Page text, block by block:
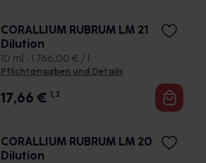
CORALLIUM RUBRUM LM 21
Dilution
10 ml • 1.766,00 € / l
Pflichtangaben und Details
17,66 € 1, 3
CORALLIUM RUBRUM LM 20
Dilution